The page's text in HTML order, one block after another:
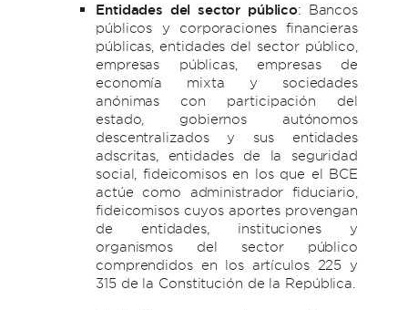
Entidades del sector público: Bancos
públicos y corporaciones financieras
públicas, entidades del sector público,
empresas públicas, empresas de
economía mixta y sociedades
anónimas con participación del
estado, gobiernos autónomos
descentralizados y sus entidades
adscritas, entidades de la seguridad
social, fideicomisos en los que el BCE
actúe como administrador fiduciario,
fideicomisos cuyos aportes provengan
de entidades, instituciones y
organismos del sector público
comprendidos en los artículos 225 y
315 de la Constitución de la República.